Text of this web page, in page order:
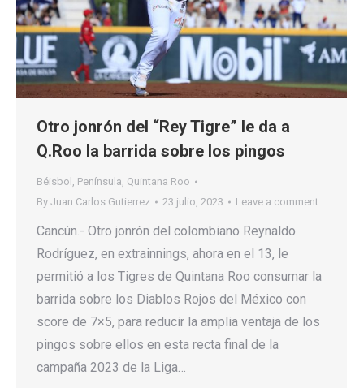
Otro jonrón del “Rey Tigre” le da a
Q.Roo la barrida sobre los pingos
Béisbol , Península, Quintana Roo
By Juan Carlos Gutierrez 23 julio, 2023 Leave a comment
Cancún.- Otro jonrón del colombiano Reynaldo
Rodríguez, en extrainnings, ahora en el 13, le
permitió a los Tigres de Quintana Roo consumar la
barrida sobre los Diablos Rojos del México con
score de 7×5, para reducir la amplia ventaja de los
pingos sobre ellos en esta recta final de la
campaña 2023 de la Liga…